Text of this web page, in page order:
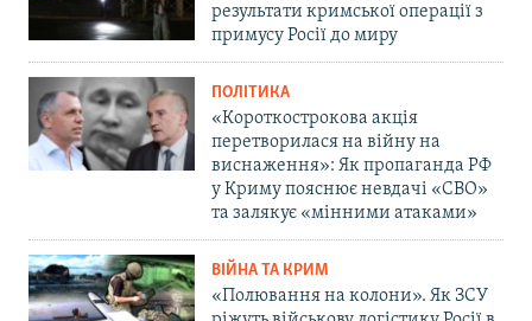
результати кримської операції з
примусу Росії до миру
ПОЛІТИКА
«Короткострокова акція
перетворилася на війну на
виснаження»: Як пропаганда РФ
у Криму пояснює невдачі «СВО»
та залякує «мінними атаками»
ВІЙНА ТА КРИМ
«Полювання на колони». Як ЗСУ